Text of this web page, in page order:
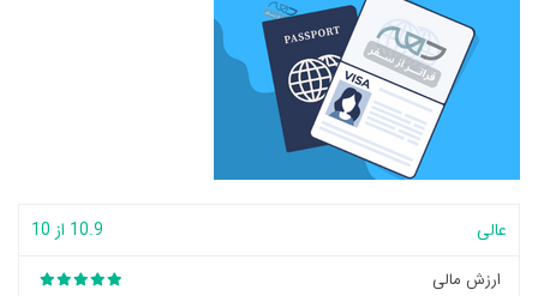
عالی 10.9 از 10
ارزش مالی